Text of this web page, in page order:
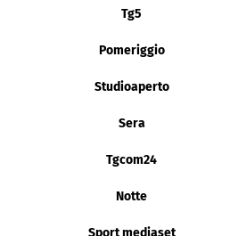
Tg5
Pomeriggio
Studioaperto
Sera
Tgcom24
Notte
Sport mediaset